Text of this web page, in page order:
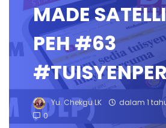
MADE
PEH #63
Yu. Chekgu LK
dalam 1
0